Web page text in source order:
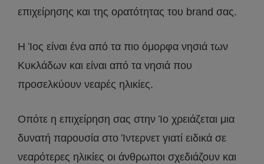
επιχείρησης και της ορατότητας του brand σας.
Η Ίος είναι ένα από τα πιο όμορφα νησιά των
Κυκλάδων και είναι από τα νησιά που
προσελκύουν νεαρές ηλικίες.
Οπότε η επιχείρηση σας στην Ίο χρειάζεται μια
δυνατή παρουσία στο Ίντερνετ γιατί ειδικά σε
νεαρότερες ηλικίες οι άνθρωποι σχεδιάζουν και